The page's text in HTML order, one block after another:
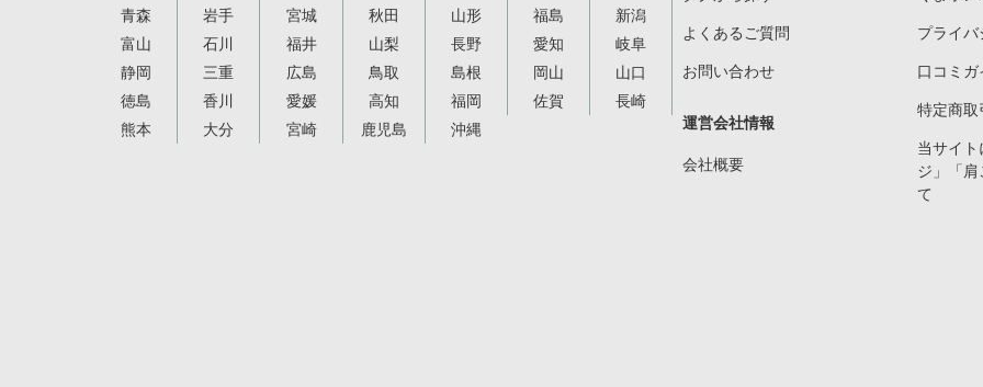
青森
岩手 宮城 秋田 山形 福島
新潟
富山
石川 福井 山梨 長野 愛知
岐阜
静岡
三重 広島 鳥取 島根 岡山
山口
徳島
香川 愛媛 高知 福岡 佐賀
長崎
熊本
大分 宮崎 鹿児島 沖縄
よくあるご質問
お問い合わせ
運営会社情報
会社概要
プライ
口コミ
特定商取
当サイ
ジ」「
て